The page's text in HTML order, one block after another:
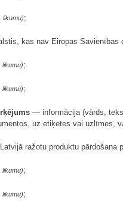
. likumu);
kas nav Eiropas Savienības
. likumu);
. likumu);
— informācija (vārds,
uz etiķetes vai uzlīmes,
ražotu produktu pārdošana
. likumu);
. likumu);